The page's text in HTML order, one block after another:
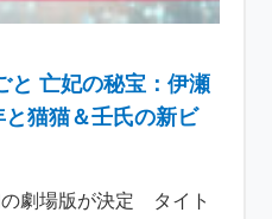
と 亡妃の秘宝：伊瀬
猫猫＆壬氏の新ビ
の劇場版が決定 タイト